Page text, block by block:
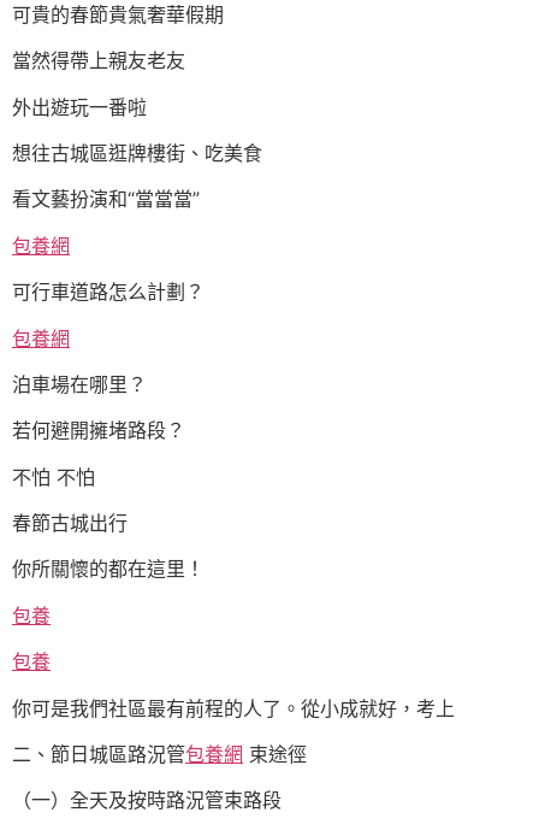
可貴的春節貴氣奢華假期
當然得帶上親友老友
外出遊玩一番啦
想往古城區逛牌樓街、吃美食
看文藝扮演和“當當當”
包養網
可行車道路怎么計劃？
包養網
泊車場在哪里？
若何避開擁堵路段？
不怕 不怕
春節古城出行
你所關懷的都在這里！
包養
包養
你可是我們社區最有前程的人了。從小成就好，考上
二、節日城區路況管包養網 束途徑
（一）全天及按時路況管束路段